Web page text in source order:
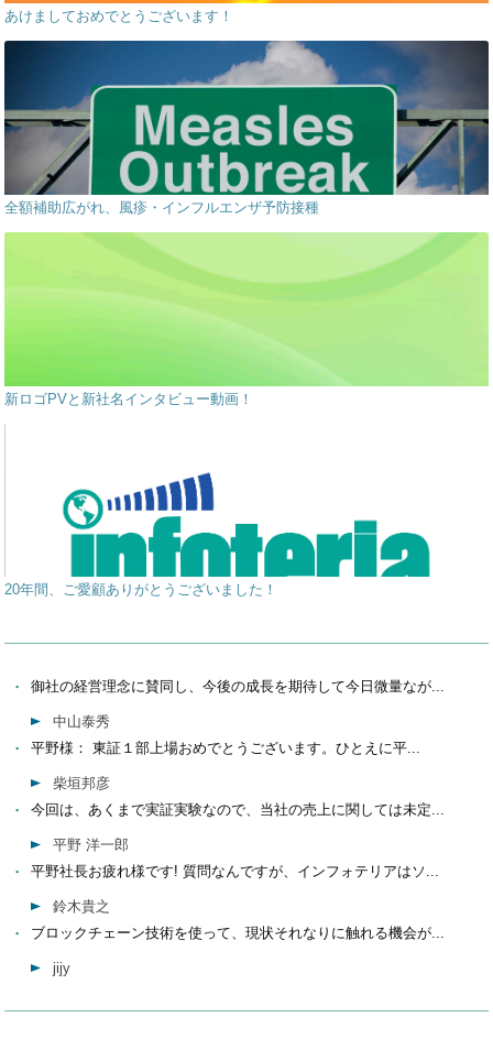
あけましておめでとうございます！
全額補助広がれ、風疹・インフルエンザ予防接種
新ロゴPVと新社名インタビュー動画！
20年間、ご愛顧ありがとうございました！
御社の経営理念に賛同し、今後の成長を期待して今日微量なが...
中山泰秀
平野様： 東証１部上場おめでとうございます。ひとえに平...
柴垣邦彦
今回は、あくまで実証実験なので、当社の売上に関しては未定...
平野 洋一郎
平野社長お疲れ様です! 質問なんですが、インフォテリアはソ...
鈴木貴之
ブロックチェーン技術を使って、現状それなりに触れる機会が...
jijy